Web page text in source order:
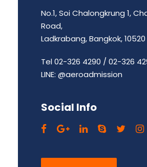
No.1, Soi Chalongkrung 1,
Road,
Ladkrabang, Bangkok, 10520
Tel 02-326 4290 / 02-326
LINE: @aeroadmission
Social Info